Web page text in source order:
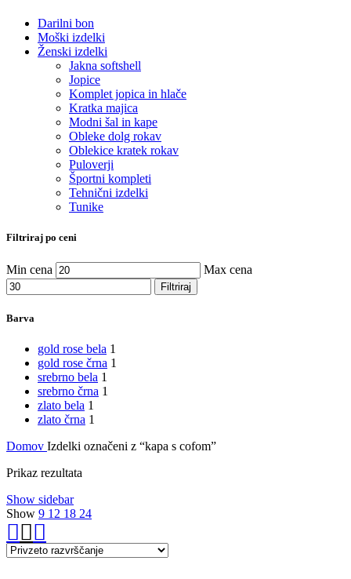
Darilni bon
Moški izdelki
Ženski izdelki
Jakna softshell
Jopice
Komplet jopica in hlače
Kratka majica
Modni šal in kape
Obleke dolg rokav
Oblekice kratek rokav
Puloverji
Športni kompleti
Tehnični izdelki
Tunike
Filtriraj po ceni
Min cena Max cena
Filtriraj
Barva
gold rose bela 1
gold rose črna 1
srebrno bela 1
srebrno črna 1
zlato bela 1
zlato črna 1
Domov Izdelki označeni z “kapa s cofom”
Prikaz rezultata
Show sidebar
Show 9 12 18 24